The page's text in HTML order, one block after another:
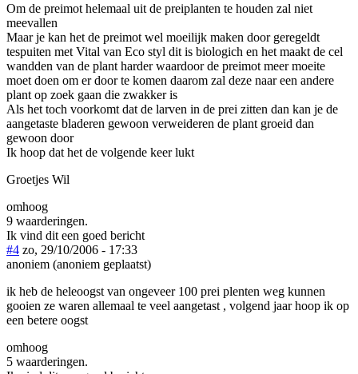
Om de preimot helemaal uit de preiplanten te houden zal niet
meevallen
Maar je kan het de preimot wel moeilijk maken door geregeldt
tespuiten met Vital van Eco styl dit is biologich en het maakt de cel
wandden van de plant harder waardoor de preimot meer moeite
moet doen om er door te komen daarom zal deze naar een andere
plant op zoek gaan die zwakker is
Als het toch voorkomt dat de larven in de prei zitten dan kan je de
aangetaste bladeren gewoon verweideren de plant groeid dan
gewoon door
Ik hoop dat het de volgende keer lukt
Groetjes Wil
omhoog
9 waarderingen.
Ik vind dit een goed bericht
#4 zo, 29/10/2006 - 17:33
anoniem (anoniem geplaatst)
ik heb de heleoogst van ongeveer 100 prei plenten weg kunnen
gooien ze waren allemaal te veel aangetast , volgend jaar hoop ik op
een betere oogst
omhoog
5 waarderingen.